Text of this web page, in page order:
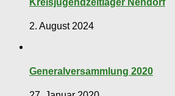
Kreisjugendzeltlager Nendorf
2. August 2024
Generalversammlung 2020